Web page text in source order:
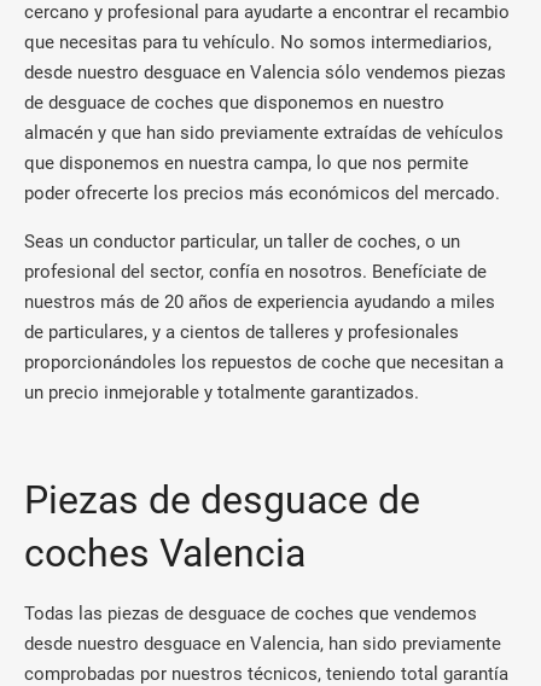
cercano y profesional para ayudarte a encontrar el recambio
que necesitas para tu vehículo. No somos intermediarios,
desde nuestro desguace en Valencia sólo vendemos piezas
de desguace de coches que disponemos en nuestro
almacén y que han sido previamente extraídas de vehículos
que disponemos en nuestra campa, lo que nos permite
poder ofrecerte los precios más económicos del mercado.
Seas un conductor particular, un taller de coches, o un
profesional del sector, confía en nosotros. Benefíciate de
nuestros más de 20 años de experiencia ayudando a miles
de particulares, y a cientos de talleres y profesionales
proporcionándoles los repuestos de coche que necesitan a
un precio inmejorable y totalmente garantizados.
Piezas de desguace de
coches Valencia
Todas las piezas de desguace de coches que vendemos
desde nuestro desguace en Valencia, han sido previamente
comprobadas por nuestros técnicos, teniendo total garantía